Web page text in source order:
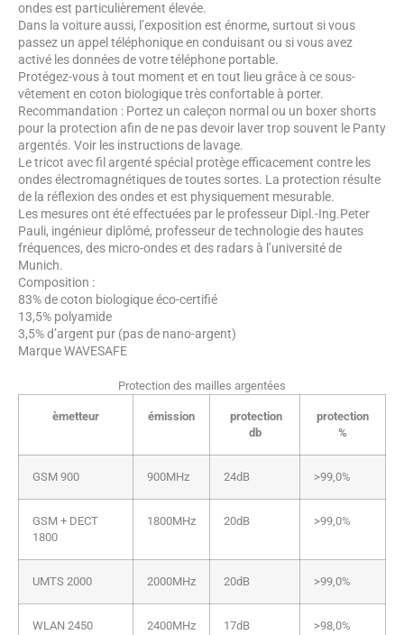
ondes est particulièrement élevée.
Dans la voiture aussi, l’exposition est énorme, surtout si vous
passez un appel téléphonique en conduisant ou si vous avez
activé les données de votre téléphone portable.
Protégez-vous à tout moment et en tout lieu grâce à ce sous-
vêtement en coton biologique très confortable à porter.
Recommandation : Portez un caleçon normal ou un boxer shorts
pour la protection afin de ne pas devoir laver trop souvent le Panty
argentés. Voir les instructions de lavage.
Le tricot avec fil argenté spécial protège efficacement contre les
ondes électromagnétiques de toutes sortes. La protection résulte
de la réflexion des ondes et est physiquement mesurable.
Les mesures ont été effectuées par le professeur Dipl.-Ing.Peter
Pauli, ingénieur diplômé, professeur de technologie des hautes
fréquences, des micro-ondes et des radars à l’université de
Munich.
Composition :
83% de coton biologique éco-certifié
13,5% polyamide
3,5% d’argent pur (pas de nano-argent)
Marque WAVESAFE
Protection des mailles argentées
èmetteur émission
protection
db
protection
%
GSM 900 900MHz 24dB >99,0%
GSM + DECT
1800
1800MHz 20dB >99,0%
UMTS 2000 2000MHz 20dB >99,0%
WLAN 2450 2400MHz 17dB >98,0%